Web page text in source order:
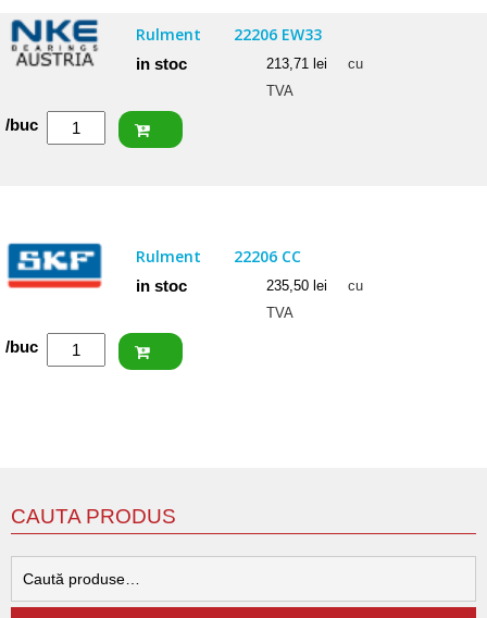
Rulment 22206 EW33
in stoc 213,71 lei
cu
TVA
Cantitate
/buc
Rulment 22206 CC
in stoc 235,50 lei
cu
TVA
Cantitate
/buc
CAUTA PRODUS